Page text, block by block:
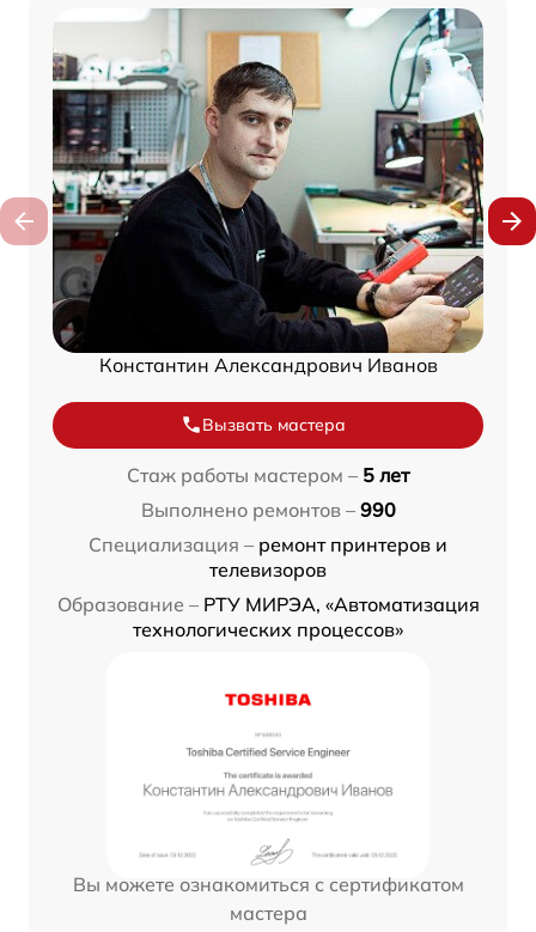
Константин Александрович Иванов
Вызвать мастера
Стаж работы мастером – 5 лет
Выполнено ремонтов – 990
Специализация – ремонт принтеров и
телевизоров
Образование – РТУ МИРЭА, «Автоматизация
технологических процессов»
Вы можете ознакомиться с сертификатом
мастера